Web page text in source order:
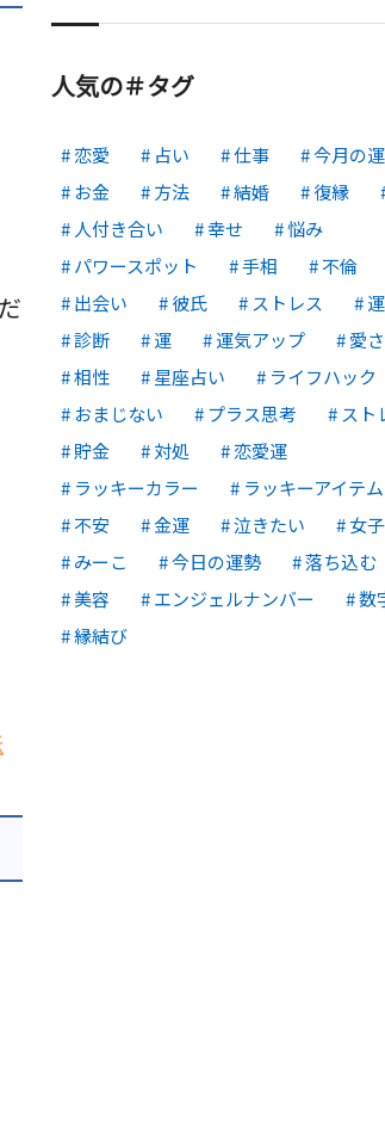
人気の＃タグ
恋愛 占い 仕事
今月の
お金
方法 結婚 復縁
人付き合い
幸せ
悩み
パワースポット
手相
不倫
出会い
彼氏 ストレス
診断
運 運気アップ
愛
相性
星座占い
ライフハック
おまじない
プラス思考
スト
貯金
対処
恋愛運
ラッキーカラー
ラッキーアイテム
不安
金運 泣きたい
女子
みーこ
今日の運勢
落ち込む
美容
エンジェルナンバー
数
縁結び